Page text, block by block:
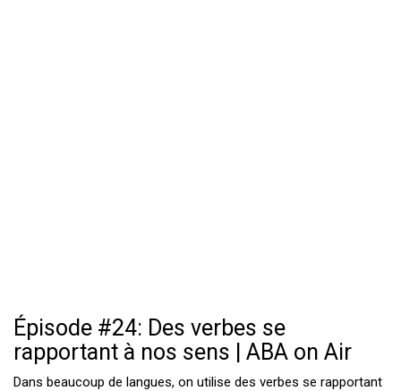
Épisode #24: Des verbes se
rapportant à nos sens | ABA on Air
Dans beaucoup de langues, on utilise des verbes se rapportant